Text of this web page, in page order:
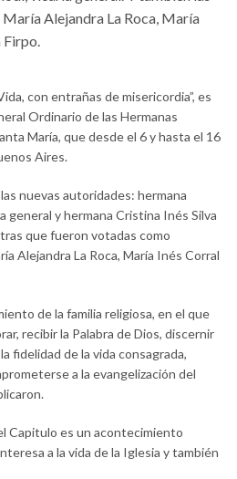
María Alejandra La Roca, María
con entrañas de misericordia”, es
Ordinario de las Hermanas
María, que desde el 6 y hasta el 16
Aires.
nuevas autoridades: hermana
general y hermana Cristina Inés Silva
que fueron votadas como
Alejandra La Roca, María Inés Corral
de la familia religiosa, en el que
recibir la Palabra de Dios, discernir
fidelidad de la vida consagrada,
a la evangelización del
Capitulo es un acontecimiento
a la vida de la Iglesia y también